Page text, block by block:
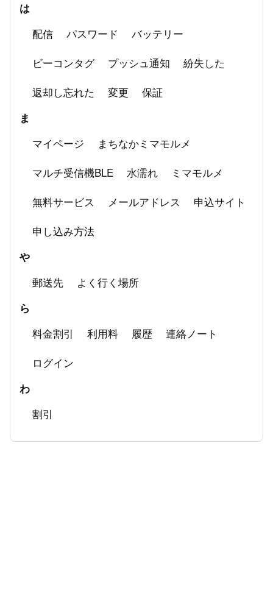
は
配信 パスワード
バッテリー
ビーコンタグ
プッシュ通知
紛失した
返却し忘れた
変更 保証
ま
マイページ
まちなかミマモルメ
マルチ受信機BLE
水濡れ
ミマモルメ
無料サービス
メールアドレス
申込サイト
申し込み方法
や
郵送先 よく行く場所
ら
料金割引 利用料 履歴
連絡ノート
ログイン
わ
割引